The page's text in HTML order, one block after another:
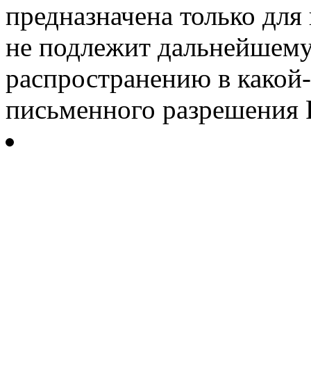
предназначена только
не подлежит
распространению в
письменного разрешения